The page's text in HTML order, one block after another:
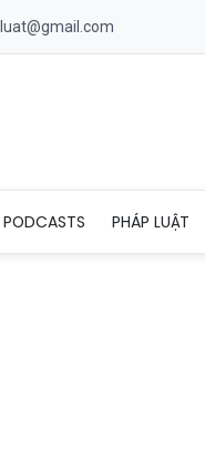
PODCASTS PHÁP LUẬT